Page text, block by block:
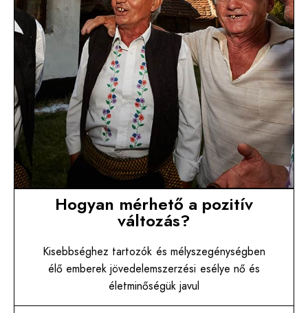
Hogyan mérhető a pozitív
változás?
Kisebbséghez tartozók és mélyszegénységben
élő emberek jövedelemszerzési esélye nő és
életminőségük javul